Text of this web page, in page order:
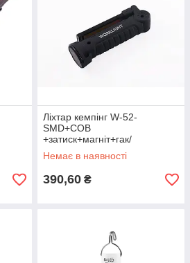
Ліхтар кемпінг W-52-
SMD+COB
+затиск+магніт+гак/
поворот180º+180º/ЗУ micro
USB/вбудований акумулятор
Немає в наявності
390,60 ₴